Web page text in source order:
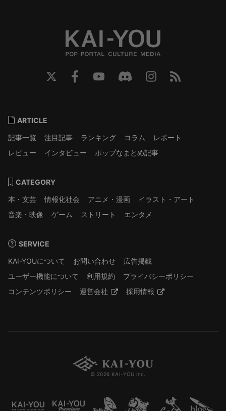
ARTICLE
記事一覧
注目記事 ランキング コラム
レポート
レビュー
インタビュー ポップなまとめ記事
CATEGORY
本・文芸
情報化社会 アニメ・漫画
イラスト・アート
音楽・映像
ゲーム ストリート エンタメ
SERVICE
KAI-YOUについて
お問い合わせ
広告掲載
ユーザー機能について
利用規約
プライバシーポリシー
コンテンツポリシー
運営会社 採用情報
© 2026 KAI-YOU inc.